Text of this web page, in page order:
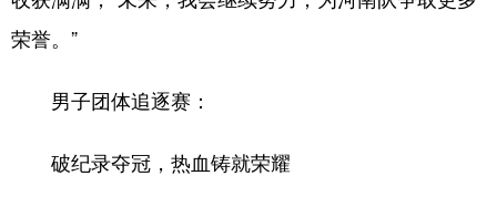
荣誉。”
男子团体追逐赛：
破纪录夺冠，热血铸就荣耀